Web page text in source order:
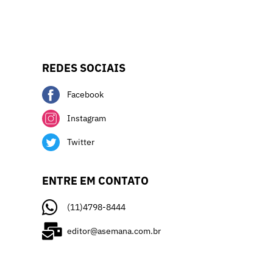
REDES SOCIAIS
Facebook
Instagram
Twitter
ENTRE EM CONTATO
(11)4798-8444
editor@asemana.com.br